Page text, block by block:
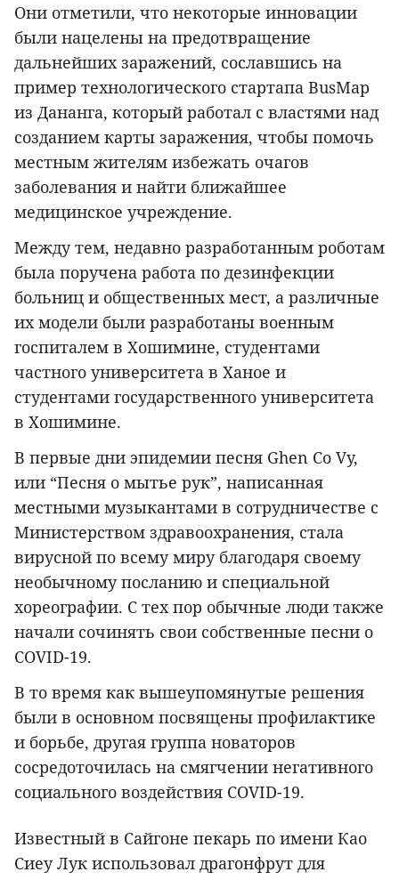
Они отметили, что некоторые инновации
были нацелены на предотвращение
дальнейших заражений, сославшись на
пример технологического стартапа BusMap
из Дананга, который работал с властями над
созданием карты заражения, чтобы помочь
местным жителям избежать очагов
заболевания и найти ближайшее
медицинское учреждение.
Между тем, недавно разработанным роботам
была поручена работа по дезинфекции
больниц и общественных мест, а различные
их модели были разработаны военным
госпиталем в Хошимине, студентами
частного университета в Ханое и
студентами государственного университета
в Хошимине.
В первые дни эпидемии песня Ghen Co Vy,
или “Песня о мытье рук”, написанная
местными музыкантами в сотрудничестве с
Министерством здравоохранения, стала
вирусной по всему миру благодаря своему
необычному посланию и специальной
хореографии. С тех пор обычные люди также
начали сочинять свои собственные песни о
COVID-19.
В то время как вышеупомянутые решения
были в основном посвящены профилактике
и борьбе, другая группа новаторов
сосредоточилась на смягчении негативного
социального воздействия COVID-19.
Известный в Сайгоне пекарь по имени Као
Сиеу Лук использовал драгонфрут для